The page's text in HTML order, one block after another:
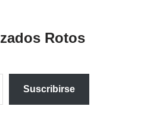
Rotos
Suscribirse